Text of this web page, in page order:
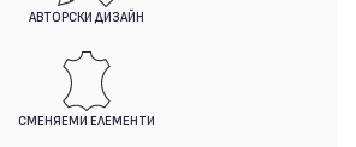
АВТОРСКИ ДИЗАЙН
СМЕНЯЕМИ ЕЛЕМЕНТИ